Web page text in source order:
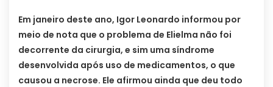
Em janeiro deste ano, Igor Leonardo informou por
meio de nota que o problema de Elielma não foi
decorrente da cirurgia, e sim uma síndrome
desenvolvida após uso de medicamentos, o que
causou a necrose. Ele afirmou ainda que deu todo